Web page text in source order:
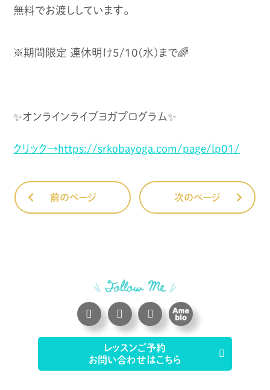
無料でお渡ししています。
※期間限定 連休明け5/10(水)まで🌈
✨オンラインライブヨガプログラム✨
クリック→https://srkobayoga.com/page/lp01/
前のページ 次のページ
レッスンご予約
お問い合わせはこちら